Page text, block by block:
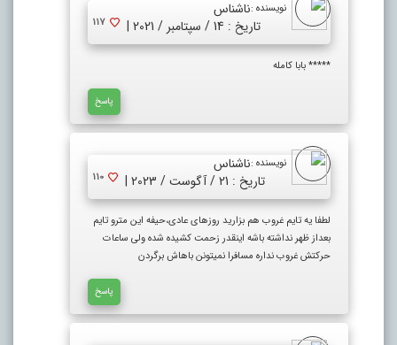
نویسنده :ناشناس
تاریخ : 14 / سپتامبر / 2021 |
117
***** بابا کامله
پاسخ
نویسنده :ناشناس
تاریخ : 21 / آگوست / 2023 |
110
لطفا یه تایم غروب هم بزارید روزهای عادی،حیفه این مترو تایم
بعداز ظهر نداشته باشه اینقدر زحمت کشیده شده ولی ساعات
حرکتش غروب نداره مسافرا نمیتونن باهاش برگردن
پاسخ